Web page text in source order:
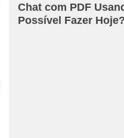
Chat com PDF
Possível Fazer Hoje?